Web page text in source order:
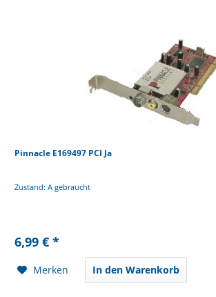
Pinnacle E169497 PCI Ja
Zustand: A gebraucht
6,99 € *
Merken In den Warenkorb